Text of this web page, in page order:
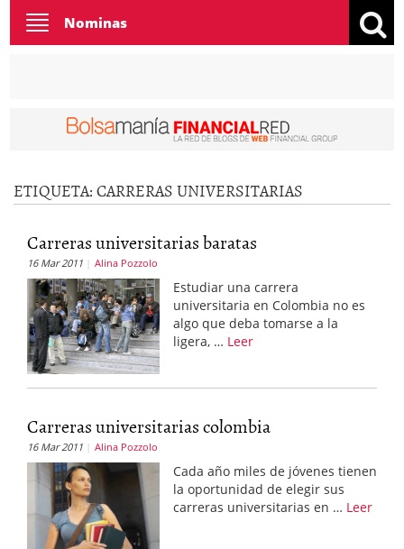
Toggle
navigation
Nominas
ETIQUETA:CARRERAS UNIVERSITARIAS
Carreras universitarias baratas
16 Mar 2011 Alina Pozzolo
Estudiar una carrera
universitaria en Colombia no es
algo que deba tomarse a la
ligera, … Leer
Carreras universitarias colombia
16 Mar 2011 Alina Pozzolo
Cada año miles de jóvenes tienen
la oportunidad de elegir sus
carreras universitarias en … Leer